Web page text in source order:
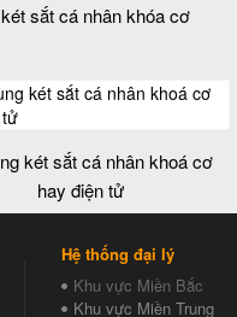
sắt cá nhân khóa cơ
két sắt cá nhân khoá cơ
hay điện tử
Hệ thống đại lý
Khu vực Miền Bắc
Khu vực Miền Trung